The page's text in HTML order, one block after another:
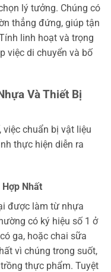
lý tưởng. Chúng có
thẳng đứng, giúp tận
linh hoạt và trọng
việc di chuyển và bố
Và Thiết Bị
chuẩn bị vật liệu
thực hiện diễn ra
Hợp Nhất
được làm từ nhựa
có ký hiệu số 1 ở
ga, hoặc chai sữa
vì chúng trong suốt,
thực phẩm. Tuyệt